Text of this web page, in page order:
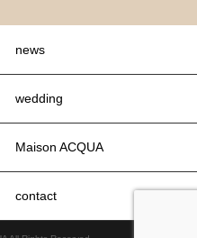
news
wedding
Maison ACQUA
contact